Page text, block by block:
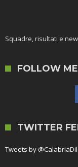
Squadre, risultati e
FOLLOW ME
TWITTER
Tweets by